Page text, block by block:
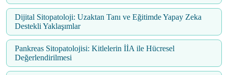
Dijital Sitopatoloji: Uzaktan Tanı ve Eğitimde Yapay Zeka
Destekli Yaklaşımlar
Pankreas Sitopatolojisi: Kitlelerin İİA ile Hücresel
Değerlendirilmesi